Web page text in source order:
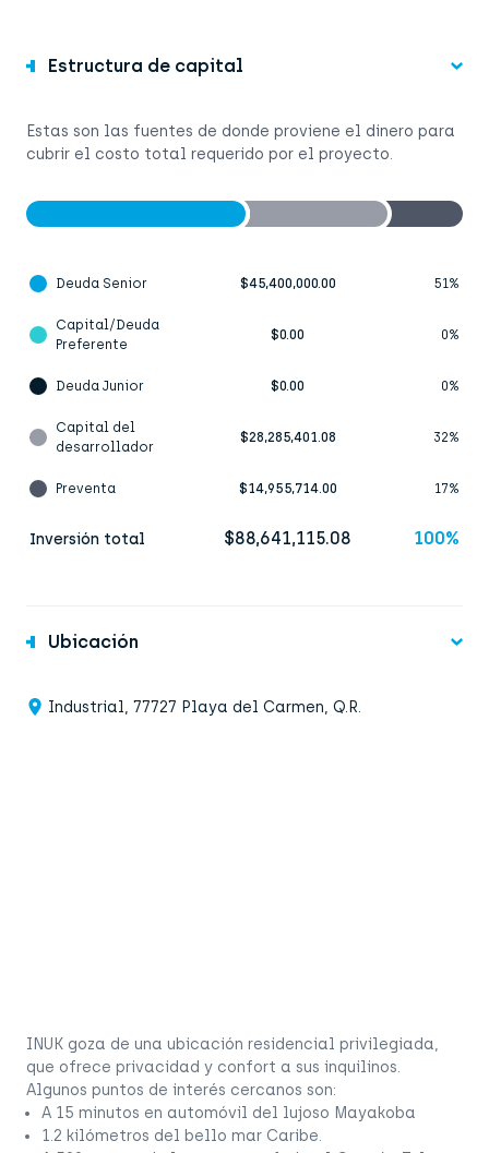
Estructura de capital
Estas son las fuentes de donde proviene el dinero para
cubrir el costo total requerido por el proyecto.
Deuda Senior $45,400,000.00 51%
Capital/Deuda
Preferente
$0.00 0%
Deuda Junior $0.00 0%
Capital del
desarrollador
$28,285,401.08 32%
Preventa $14,955,714.00 17%
Inversión total $88,641,115.08 100%
Ubicación
Industrial, 77727 Playa del Carmen, Q.R.
INUK goza de una ubicación residencial privilegiada,
que ofrece privacidad y confort a sus inquilinos.
Algunos puntos de interés cercanos son:
A 15 minutos en automóvil del lujoso Mayakoba
1.2 kilómetros del bello mar Caribe.